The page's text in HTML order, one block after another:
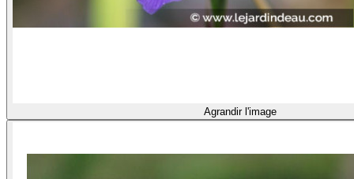
Agrandir l'image